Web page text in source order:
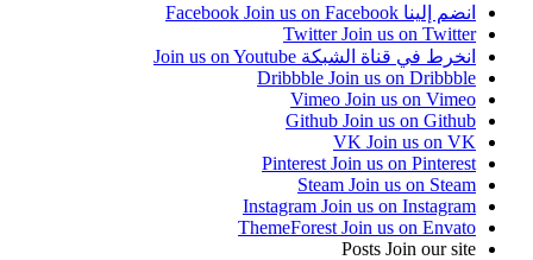
انضم إلينا Facebook Join us on Facebook
Twitter Join us on Twitter
انخرط في قناة الشبكة Join us on Youtube
Dribbble Join us on Dribbble
Vimeo Join us on Vimeo
Github Join us on Github
VK Join us on VK
Pinterest Join us on Pinterest
Steam Join us on Steam
Instagram Join us on Instagram
ThemeForest Join us on Envato
Posts Join our site